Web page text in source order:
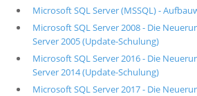
Microsoft SQL Server (MSSQL) -
Microsoft SQL Server 2008 - Die
Server 2005 (Update-Schulung)
Microsoft SQL Server 2016 - Die
Server 2014 (Update-Schulung)
Microsoft SQL Server 2017 - Die